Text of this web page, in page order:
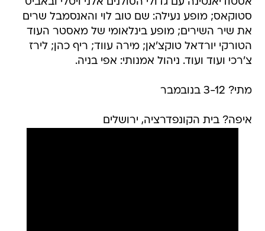
סטוקאס; מופע נעילה: שם טוב לוי והאנסמבל שרים
את שיר השירים; מופע בינלאומי של מאסטר העוד
הטורקי יורדאל טוקצ'אן; מירה עווד; ריף כהן; לירז
צ'רכי ועוד ועוד. ניהול אמנותי: אפי בניה.
מתי? 3-12 בנובמבר
איפה? בית הקונפדרציה, ירושלים